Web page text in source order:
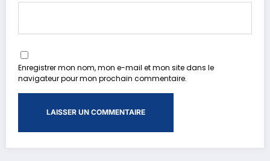
Enregistrer mon nom, mon e-mail et mon site dans le
navigateur pour mon prochain commentaire.